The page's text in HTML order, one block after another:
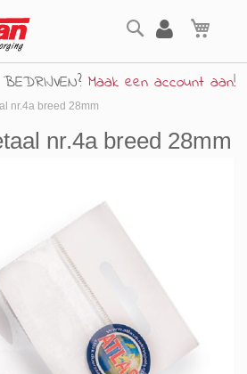
Zoek
Maak een account aan!
nr.4a breed 28mm
nr.4a breed 28mm